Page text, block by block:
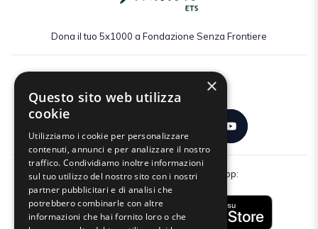
Dona il tuo 5x1000 a Fondazione Senza Frontiere
Scarica gratuitamente la nostra app:
×
Questo sito web utilizza
cookie
Utilizziamo i cookie per personalizzare
contenuti, annunci e per analizzare il nostro
traffico. Condividiamo inoltre informazioni
sul tuo utilizzo del nostro sito con i nostri
partner pubblicitari e di analisi che
potrebbero combinarle con altre
informazioni che hai fornito loro o che